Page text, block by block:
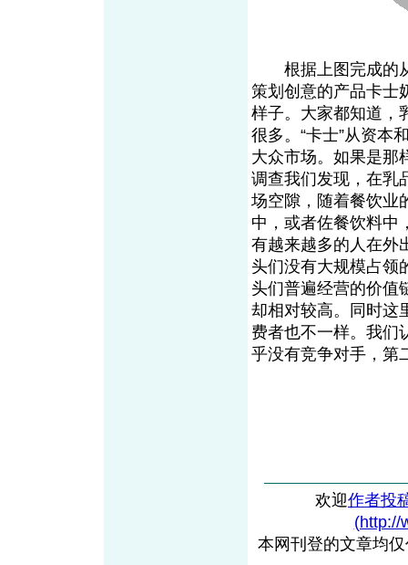
根据上图完成的从
策划创意的产品卡士
样子。大家都知道，
很多。“卡士”从资本
大众市场。如果是那
调查我们发现，在乳
场空隙，随着餐饮业
中，或者佐餐饮料中
有越来越多的人在外
头们没有大规模占领
头们普遍经营的价值
却相对较高。同时这
费者也不一样。我们
乎没有竞争对手，第
欢迎作者投
(http://
本网刊登的文章均